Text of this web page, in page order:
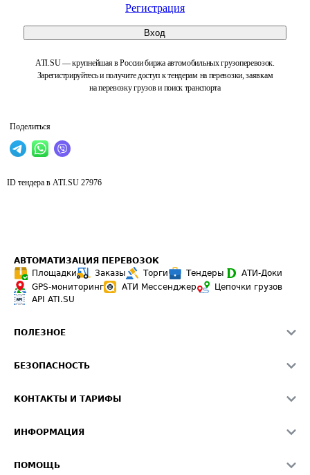
Регистрация
Вход
ATI.SU — крупнейшая в России биржа автомобильных грузоперевозок.
Зарегистрируйтесь и получите доступ к тендерам на перевозки, заявкам
на перевозку грузов и поиск транспорта
Поделиться
ID тендера в ATI.SU 27976
АВТОМАТИЗАЦИЯ ПЕРЕВОЗОК
Площадки
Заказы Торги Тендеры
АТИ-Доки
GPS-мониторинг
АТИ Мессенджер
Цепочки грузов
API ATI.SU
ПОЛЕЗНОЕ
Звезды ATI.SU на вашем сайте
Средние ставки
БЕЗОПАСНОСТЬ
Светофор+
О формировании Паспорта
КОНТАКТЫ И ТАРИФЫ
Реклама на сайте
ИНФОРМАЦИЯ
ПОМОЩЬ